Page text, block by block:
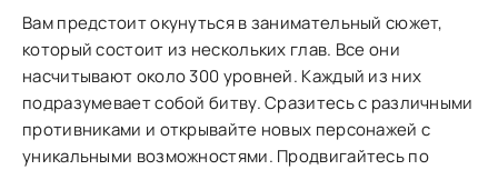
Вам предстоит окунуться в занимательный сюжет,
который состоит из нескольких глав. Все они
насчитывают около 300 уровней. Каждый из них
подразумевает собой битву. Сразитесь с различными
противниками и открывайте новых персонажей с
уникальными возможностями. Продвигайтесь по